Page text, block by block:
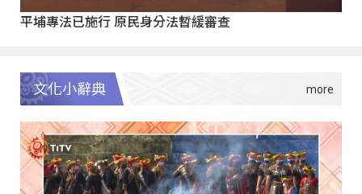
平埔專法已施行 原民身分法暫緩審查
文化小辭典